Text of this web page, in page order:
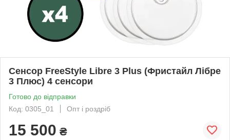
Сенсор FreeStyle Libre 3 Plus (Фристайл Лібре
3 Плюс) 4 сенсори
Готово до відправки
Код: 0305_01
Опт і роздріб
15 500 ₴